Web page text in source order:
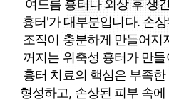
여드름 흉터나 외상 후 생
흉터'가 대부분입니다. 손
조직이 충분하게 만들어지
꺼지는 위축성 흉터가 만
흉터 치료의 핵심은 부족
형성하고, 손상된 피부 속